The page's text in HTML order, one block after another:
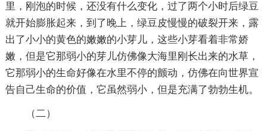
里，刚泡的时候，还没有什么变化，过了两个小时后绿豆
就开始膨胀起来，到了晚上，绿豆皮慢慢的破裂开来，露
出了小小的黄色的嫩嫩的小芽儿，这些小芽看着非常娇
嫩，但是它那弱小的芽儿仿佛像大海里刚长出来的水草，
它那弱小的生命好像在水里不停的颤动，仿佛在向世界宣
告自己生命的价值，它虽然弱小，但是充满了勃勃生机。
（二）